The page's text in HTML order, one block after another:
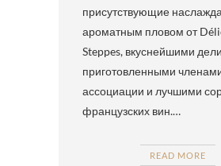
присутствующие
ароматным пловом от
Steppes, вкуснейшими
приготовленными
ассоциации и лучшими
французских вин.…
READ MORE